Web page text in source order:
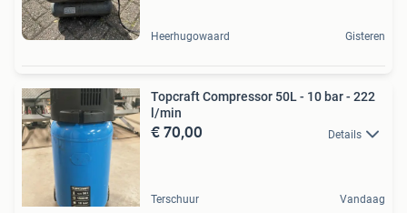
Heerhugowaard Gisteren
Topcraft Compressor 50L - 10 bar - 222
l/min
€ 70,00 Details
Terschuur Vandaag